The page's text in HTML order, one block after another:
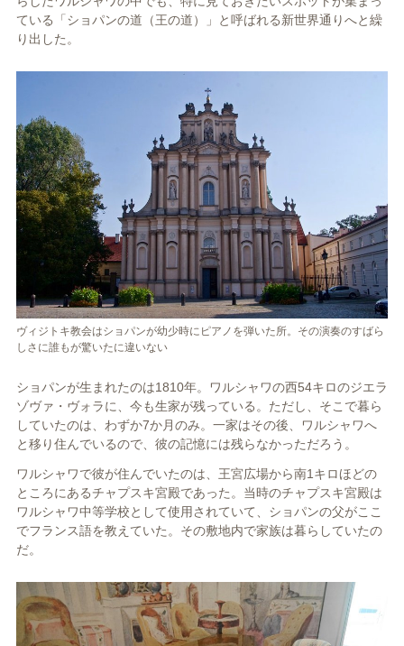
ている「ショパンの道（王の道）」と呼ばれる新世界通りへと繰
り出した。
ヴィジトキ教会はショパンが幼少時にピアノを弾いた所。その演奏のすばら
しさに誰もが驚いたに違いない
ショパンが生まれたのは1810年。ワルシャワの西54キロのジエラ
ゾヴァ・ヴォラに、今も生家が残っている。ただし、そこで暮ら
していたのは、わずか7か月のみ。一家はその後、ワルシャワへ
と移り住んでいるので、彼の記憶には残らなかっただろう。
ワルシャワで彼が住んでいたのは、王宮広場から南1キロほどの
ところにあるチャプスキ宮殿であった。当時のチャプスキ宮殿は
ワルシャワ中等学校として使用されていて、ショパンの父がここ
でフランス語を教えていた。その敷地内で家族は暮らしていたの
だ。